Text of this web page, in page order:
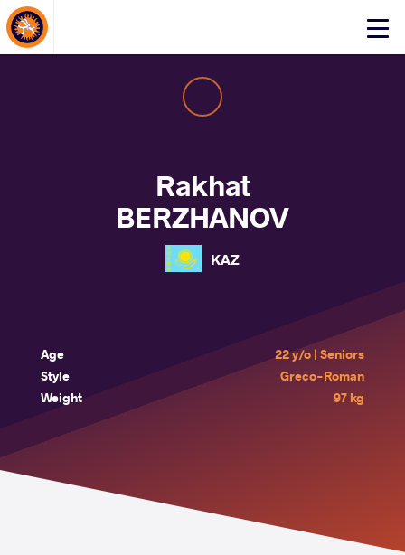
Click
About Events
Rakhat
BERZHANOV
KAZ
Age
22 y/o | Seniors
Style
Greco-Roman
Weight
97 kg